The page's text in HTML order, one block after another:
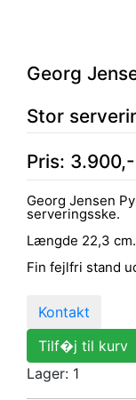
Georg
Stor
Pris: 3.900,-
Georg Jensen
serveringsske.
Længde 22,3 cm.
Fin fejlfri stand
Kontakt
Tilf�j til kurv
Lager: 1